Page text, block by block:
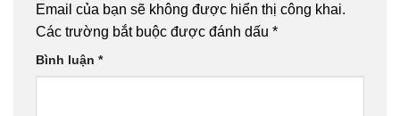
Email của bạn sẽ không được hiển thị công khai.
Các trường bắt buộc được đánh dấu *
Bình luận *